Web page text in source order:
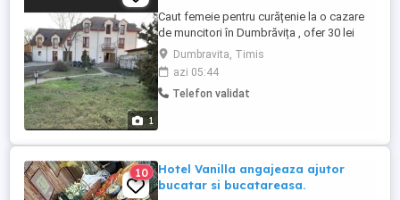
1
Caut femeie pentru curățenie la o cazare
de muncitori în Dumbrăvița , ofer 30 lei
ora, doar în zilele de marți și sambata, sau
în zilele de luni și vineri, la alegere, 5 ore
pe zi, de dimineață.
Dumbravita, Timis
azi 05:44
Telefon validat
10
Hotel Vanilla angajeaza ajutor
bucatar si bucatareasa.